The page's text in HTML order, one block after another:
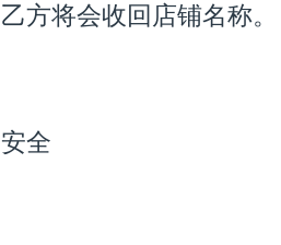
方将会收回店铺名称。
全